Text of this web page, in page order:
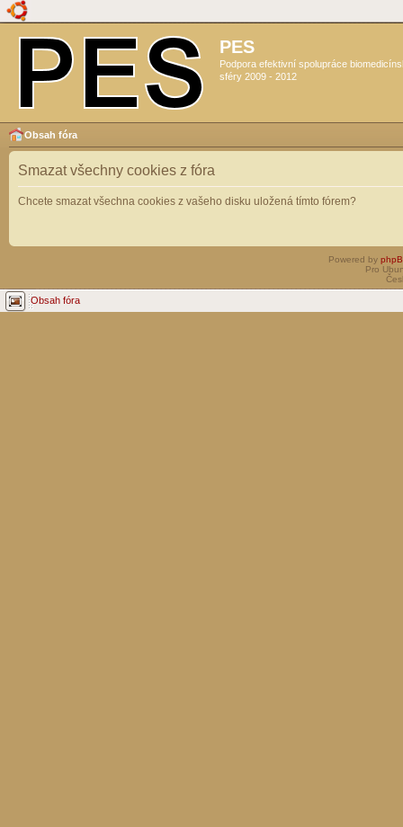
PES
Podpora efektivní spolupráce
sféry 2009 - 2012
Obsah fóra
Smazat všechny cookies z fóra
Chcete smazat všechna cookies z vašeho disku uložená tímto fórem?
Powered by
Pro
Obsah fóra